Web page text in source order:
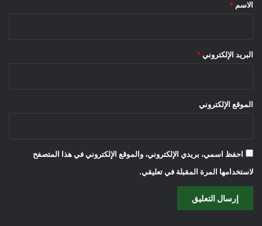
الاسم *
البريد الإلكتروني *
الموقع الإلكتروني
احفظ اسمي، بريدي الإلكتروني، والموقع الإلكتروني في هذا المتصفح
لاستخدامها المرة المقبلة في تعليقي.